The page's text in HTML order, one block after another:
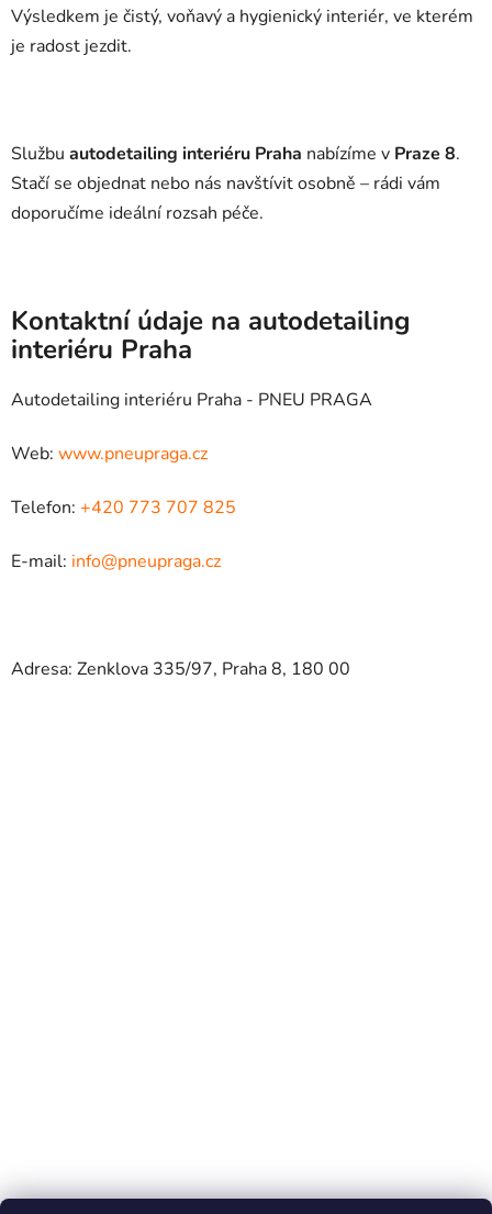
Výsledkem je čistý, voňavý a hygienický interiér, ve kterém
je radost jezdit.
Službu autodetailing interiéru Praha nabízíme v Praze 8.
Stačí se objednat nebo nás navštívit osobně – rádi vám
doporučíme ideální rozsah péče.
Kontaktní údaje na autodetailing
interiéru Praha
Autodetailing interiéru Praha - PNEU PRAGA
Web: www.pneupraga.cz
Telefon: +420 773 707 825
E-mail: info@pneupraga.cz
Adresa: Zenklova 335/97, Praha 8, 180 00